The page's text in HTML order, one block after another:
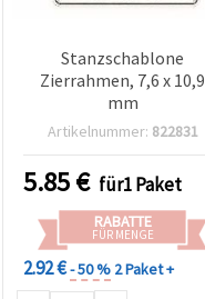
Stanzschablone
Zierrahmen, 7,6 x 10,9
mm
Artikelnummer: 822831
5.85€ für1 Paket
RABATTE
FÜR MENGE
2.92 €- 50 % 2 Paket +